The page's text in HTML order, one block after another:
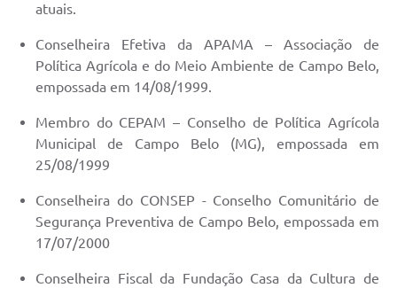
atuais.
Conselheira Efetiva da APAMA – Associação de
Política Agrícola e do Meio Ambiente de Campo Belo,
empossada em 14/08/1999.
Membro do CEPAM – Conselho de Política Agrícola
Municipal de Campo Belo (MG), empossada em
25/08/1999
Conselheira do CONSEP - Conselho Comunitário de
Segurança Preventiva de Campo Belo, empossada em
17/07/2000
Conselheira Fiscal da Fundação Casa da Cultura de